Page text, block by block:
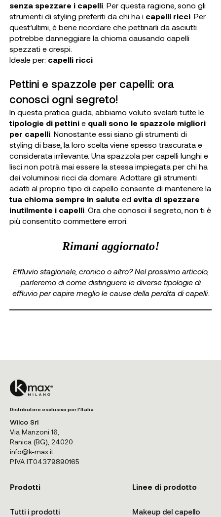
senza spezzare i capelli. Per questa ragione, sono gli
strumenti di styling preferiti da chi ha i capelli ricci. Per
quest’ultimi, è bene ricordare che pettinarli da asciutti
potrebbe danneggiare la chioma causando capelli
spezzati e crespi.
Ideale per: capelli ricci
Pettini e spazzole per capelli: ora
conosci ogni segreto!
In questa pratica guida, abbiamo voluto svelarti tutte le
tipologie di pettinie quali sono le spazzole migliori
per capelli. Nonostante essi siano gli strumenti di
styling di base, la loro scelta viene spesso trascurata e
considerata irrilevante. Una spazzola per capelli lunghi e
lisci non potrà mai essere la stessa impiegata per chi ha
dei voluminosi ricci da domare. Adottare gli strumenti
adatti al proprio tipo di capello consente di mantenere la
tua chioma sempre in salute ed evita di spezzare
inutilmente i capelli. Ora che conosci il segreto, non ti è
più consentito commettere errori.
Rimani aggiornato!
Effluvio stagionale, cronico o altro? Nel prossimo articolo,
parleremo di come distinguere le diverse tipologie di
effluvio per capire meglio le cause della perdita di capelli.
Distributore esclusivo per l'Italia
Wilco Srl
Via Manzoni 16,
Ranica (BG), 24020
info@k-max.it
P.IVA IT04379890165
Prodotti
Tutti i prodotti
Linee di prodotto
Makeup del capello